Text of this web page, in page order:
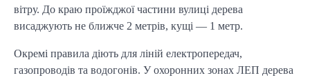
вітру. До краю проїжджої частини вулиці дерева
висаджують не ближче 2 метрів, кущі — 1 метр.
Окремі правила діють для ліній електропередач,
газопроводів та водогонів. У охоронних зонах ЛЕП дерева